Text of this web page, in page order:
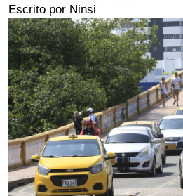
Escrito por Ninsi